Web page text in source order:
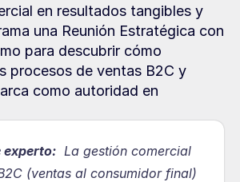
en resultados tangibles y
una Reunión Estratégica con
para descubrir cómo
procesos de ventas B2C y
como autoridad en
experto:
  La gestión comercial
(ventas al consumidor final)